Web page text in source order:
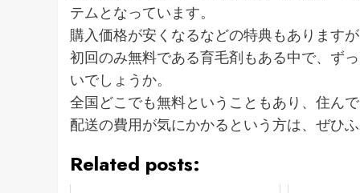
テムとなっています。
購入価格が安くなるなどの特典もあります
初回のみ無料である育毛剤もある中で、ず
いでしょうか。
全国どこでも無料ということもあり、住ん
配送の費用が気にかかるという方は、ぜひ
Related posts: